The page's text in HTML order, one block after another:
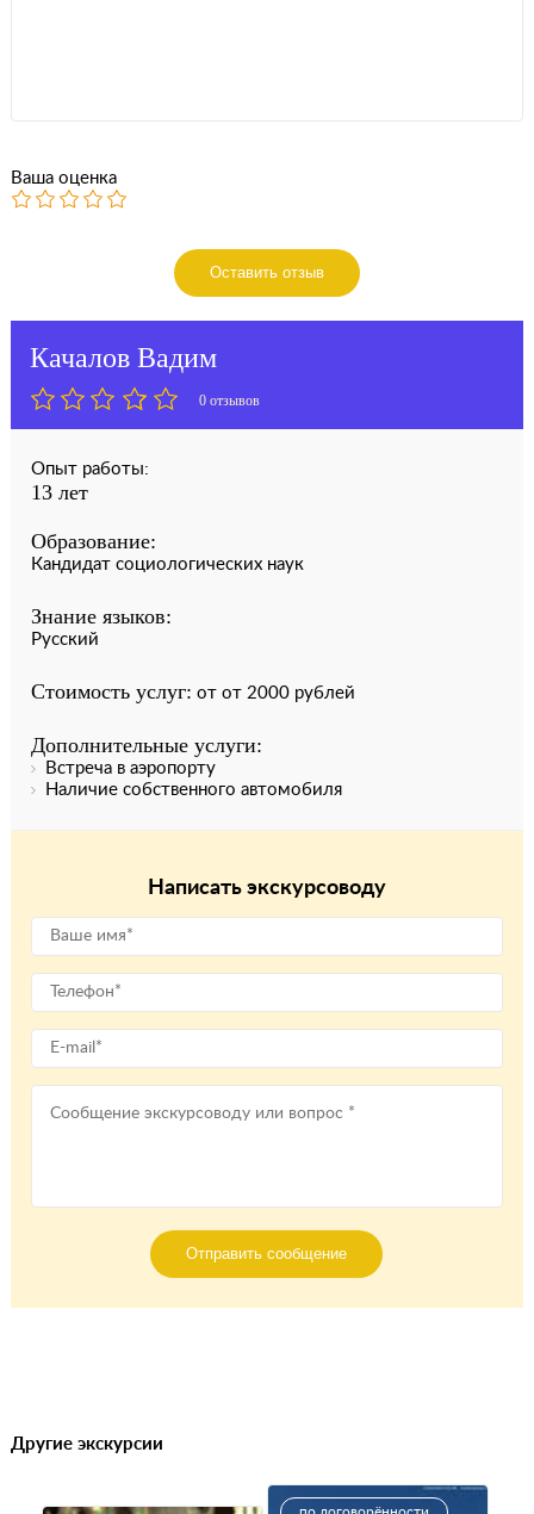
Ваша оценка
Оставить отзыв
Качалов Вадим
0 отзывов
Опыт работы:
13 лет
Образование:
Кандидат социологических наук
Знание языков:
Русский
Стоимость услуг: от от 2000 рублей
Дополнительные услуги:
Встреча в аэропорту
Наличие собственного автомобиля
Написать экскурсоводу
Отправить сообщение
Другие экскурсии